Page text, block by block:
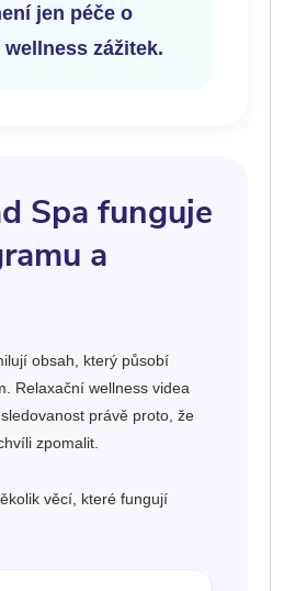
jen péče o
zážitek.
Spa funguje
a
obsah, který působí
Relaxační wellness videa
právě proto, že
zpomalit.
věcí, které fungují